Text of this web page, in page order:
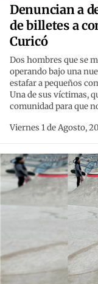
Denuncian a
de billetes a
Curicó
Dos hombres que se
operando bajo una
estafar a pequeños
Una de sus víctimas,
comunidad para que
Viernes 1 de Agosto,